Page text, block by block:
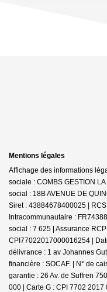
Mentions légales
Affichage des informations
sociale : COMBS GESTION
social : 18B AVENUE DE
Siret : 43884678400025 |
Intracommunautaire :
social : 7 625 | Assurance
CPI77022017000016254 |
délivrance : 1 av Johannes
financière : SOCAF. | N° de
garantie : 26 Av. de Suffren
000 | Carte G : CPI 7702